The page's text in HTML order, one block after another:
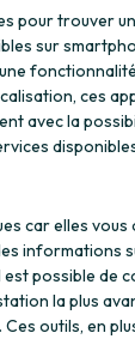
pour trouver
sur
ces
avec la
car elles
informations
possible de
la plus
outils, en